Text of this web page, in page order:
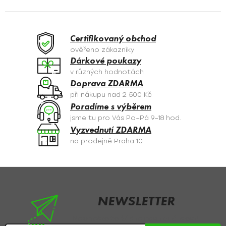
á
c
í
p
r
v
k
y
v
ý
p
s
Certifikovaný obchod
ověřeno zákazníky
Dárkové poukazy
v různých hodnotách
Doprava ZDARMA
při nákupu nad 2 500 Kč
Poradíme s výběrem
jsme tu pro Vás Po–Pá 9–18 hod.
Vyzvednutí ZDARMA
na prodejně Praha 10
NEWSLETTER